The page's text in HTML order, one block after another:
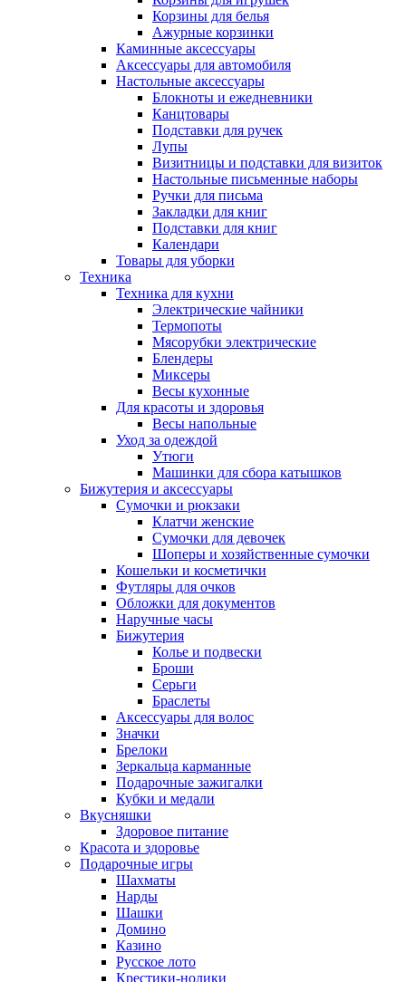
Корзины для белья
Ажурные корзинки
Каминные аксессуары
Аксессуары для автомобиля
Настольные аксессуары
Блокноты и ежедневники
Канцтовары
Подставки для ручек
Лупы
Визитницы и подставки для визиток
Настольные письменные наборы
Ручки для письма
Закладки для книг
Подставки для книг
Календари
Товары для уборки
Техника
Техника для кухни
Электрические чайники
Термопоты
Мясорубки электрические
Блендеры
Миксеры
Весы кухонные
Для красоты и здоровья
Весы напольные
Уход за одеждой
Утюги
Машинки для сбора катышков
Бижутерия и аксессуары
Сумочки и рюкзаки
Клатчи женские
Сумочки для девочек
Шоперы и хозяйственные сумочки
Кошельки и косметички
Футляры для очков
Обложки для документов
Наручные часы
Бижутерия
Колье и подвески
Броши
Серьги
Браслеты
Аксессуары для волос
Значки
Брелоки
Зеркальца карманные
Подарочные зажигалки
Кубки и медали
Вкусняшки
Здоровое питание
Красота и здоровье
Подарочные игры
Шахматы
Нарды
Шашки
Домино
Казино
Русское лото
Крестики-нолики